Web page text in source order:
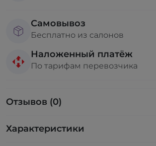
Самовывоз
Бесплатно из салонов
Наложенный платёж
По тарифам перевозчика
Отзывов (0)
Характеристики